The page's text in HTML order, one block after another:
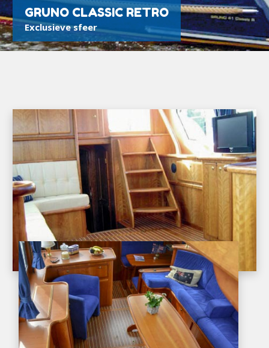
GRUNO CLASSIC RETRO
Exclusieve sfeer